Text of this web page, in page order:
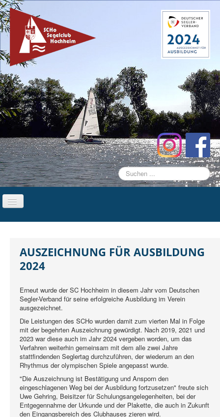
Suchen
...
DER SCHO
JUGEND
RUND UMS SEGELN
MITGLIEDER
AUSZEICHNUNG FÜR AUSBILDUNG
2024
Erneut wurde der SC Hochheim in diesem Jahr vom Deutschen
Segler-Verband für seine erfolgreiche Ausbildung im Verein
ausgezeichnet.
Die Leistungen des SCHo wurden damit zum vierten Mal in Folge
mit der begehrten Auszeichnung gewürdigt. Nach 2019, 2021 und
2023 war diese auch im Jahr 2024 vergeben worden, um das
Verfahren weiterhin gemeinsam mit dem alle zwei Jahre
stattfindenden Seglertag durchzuführen, der wiederum an den
Rhythmus der olympischen Spiele angepasst wurde.
"Die Auszeichnung ist Bestätigung und Ansporn den
eingeschlagenen Weg bei der Ausbildung fortzusetzen" freute sich
Uwe Gehring, Beisitzer für Schulungsangelegenheiten, bei der
Entgegennahme der Urkunde und der Plakette, die auch in Zukunft
den Eingangsbereich des Clubhauses zieren wird.